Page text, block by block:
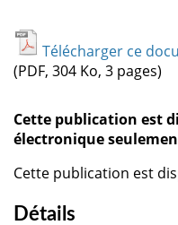
Télécharger ce
(PDF, 304 Ko, 3 pages)
Cette publication est
électronique
Cette publication est
Détails